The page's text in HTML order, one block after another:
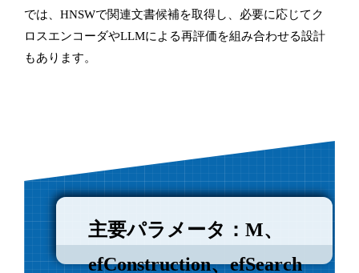
では、HNSWで関連文書候補を取得し、必要に応じてク
ロスエンコーダやLLMによる再評価を組み合わせる設計
もあります。
主要パラメータ：M、
efConstruction、efSearch